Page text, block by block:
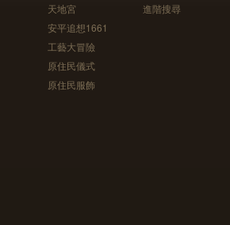
天地宮
安平追想1661
工藝大冒險
原住民儀式
原住民服飾
進階搜尋